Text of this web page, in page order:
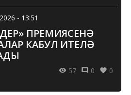
- 13:51
ПРЕМИЯСЕНӘ
КАБУЛ ИТЕЛӘ
57 0 0